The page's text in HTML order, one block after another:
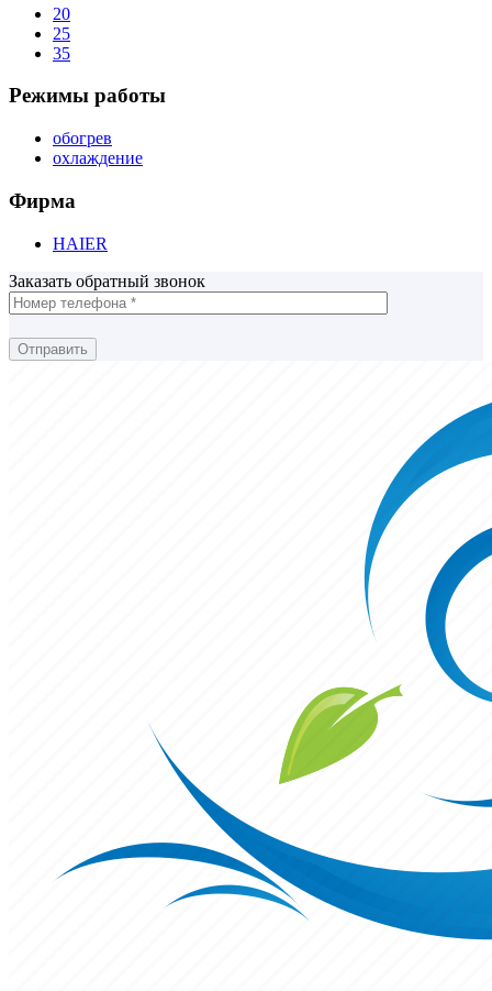
20
25
35
Режимы работы
обогрев
охлаждение
Фирма
HAIER
Заказать обратный звонок